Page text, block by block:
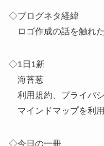
◇ブログネタ経緯
ロゴ作成の話を触れ
◇1日1新
海苔葱
利用規約、プライバ
マインドマップを利
◇今日の一冊